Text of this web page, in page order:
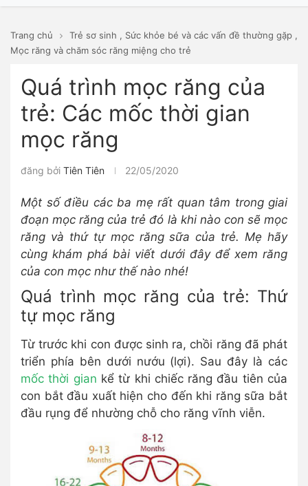
Trang chủ Trẻ sơ sinh , Sức khỏe bé và các vấn đề thường gặp ,
Mọc răng và chăm sóc răng miệng cho trẻ
Quá trình mọc răng của
trẻ: Các mốc thời gian
mọc răng
đăng bởi Tiên Tiên 22/05/2020
Một số điều các ba mẹ rất quan tâm trong giai
đoạn mọc răng của trẻ đó là khi nào con sẽ mọc
răng và thứ tự mọc răng sữa của trẻ. Mẹ hãy
cùng khám phá bài viết dưới đây để xem răng
của con mọc như thế nào nhé!
Quá trình mọc răng của trẻ: Thứ
tự mọc răng
Từ trước khi con được sinh ra, chồi răng đã phát
triển phía bên dưới nướu (lợi). Sau đây là các
mốc thời gian kể từ khi chiếc răng đầu tiên của
con bắt đầu xuất hiện cho đến khi răng sữa bắt
đầu rụng để nhường chỗ cho răng vĩnh viễn.